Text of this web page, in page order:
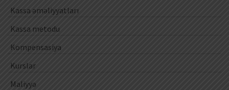
Kassa əməliyyatları
Kassa metodu
Kompensasiya
Kurslar
Maliyyə